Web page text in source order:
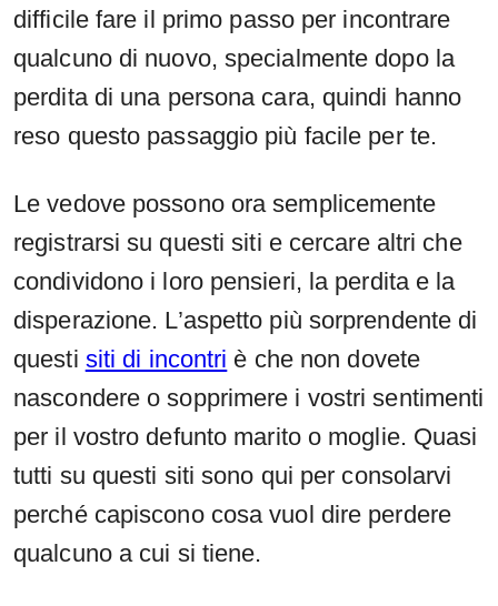
difficile fare il primo passo per incontrare
qualcuno di nuovo, specialmente dopo la
perdita di una persona cara, quindi hanno
reso questo passaggio più facile per te.
Le vedove possono ora semplicemente
registrarsi su questi siti e cercare altri che
condividono i loro pensieri, la perdita e la
disperazione. L’aspetto più sorprendente di
questi siti di incontri è che non dovete
nascondere o sopprimere i vostri sentimenti
per il vostro defunto marito o moglie. Quasi
tutti su questi siti sono qui per consolarvi
perché capiscono cosa vuol dire perdere
qualcuno a cui si tiene.